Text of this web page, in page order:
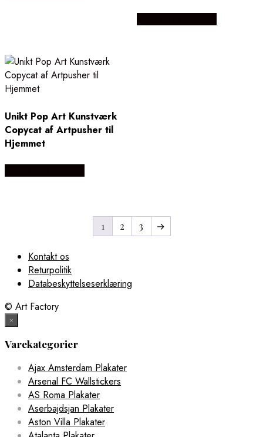
Unikt Pop Art Kunstværk
Copycat af Artpusher til
Hjemmet
1 2 3 →
Kontakt os
Returpolitik
Databeskyttelseserklæring
© Art Factory
×
Varekategorier
Ajax Amsterdam Plakater
Arsenal FC Wallstickers
AS Roma Plakater
Aserbajdsjan Plakater
Aston Villa Plakater